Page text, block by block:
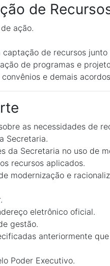
de
ação.
de recursos
de programas e
e demais
as necessidades de
Secretaria.
da Secretaria no uso de
recursos aplicados.
modernização e
eletrônico oficial.
gestão.
anteriormente
Poder Executivo.